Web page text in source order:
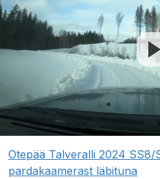
Otepää Talveralli 2024 SS8/
pardakaamerast läbituna